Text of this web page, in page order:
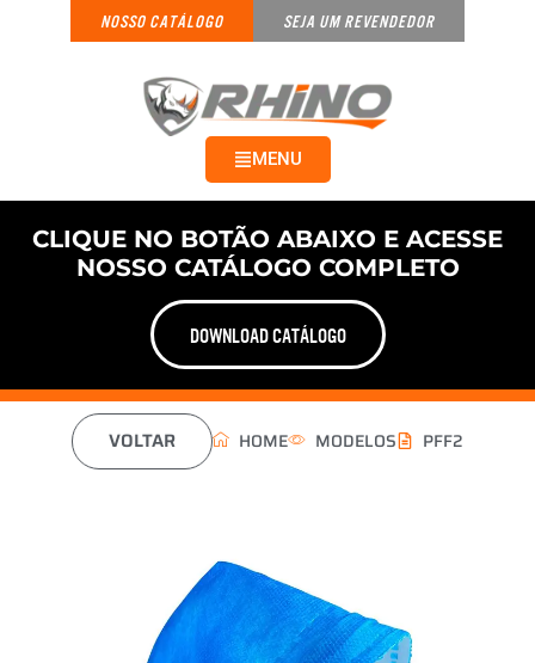
NOSSO CATÁLOGO SEJA UM REVENDEDOR
MENU
CLIQUE NO BOTÃO ABAIXO E ACESSE
NOSSO CATÁLOGO COMPLETO
DOWNLOAD CATÁLOGO
VOLTAR HOME MODELOS PFF2